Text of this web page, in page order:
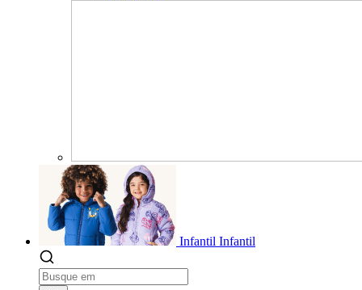
Infantil Infantil